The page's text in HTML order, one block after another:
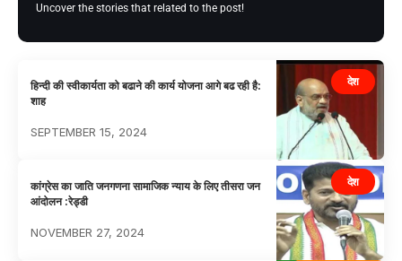
Uncover the stories that related to the post!
देश
हिन्दी की स्वीकार्यता को बढाने की कार्य योजना आगे बढ रही है:
शाह
SEPTEMBER 15, 2024
देश
कांग्रेस का जाति जनगणना सामाजिक न्याय के लिए तीसरा जन
आंदोलन :रेड्डी
NOVEMBER 27, 2024